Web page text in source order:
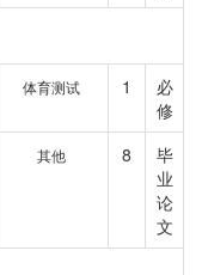
体育测试 1
必
修
其他 8
毕
业
论
文